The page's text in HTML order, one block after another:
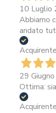
10 Luglio
Abbiamo
andato
29
Ottima: